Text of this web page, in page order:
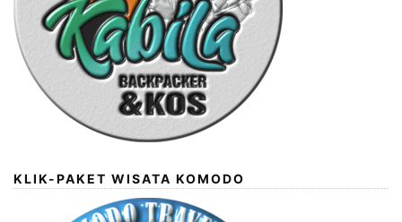
KLIK-PAKET WISATA KOMODO